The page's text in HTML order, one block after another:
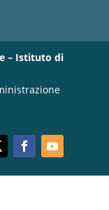
– Istituto di